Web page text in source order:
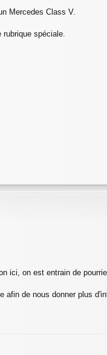
Mercedes Class V.
spéciale.
ici, on est entrain de
de nous donner plus